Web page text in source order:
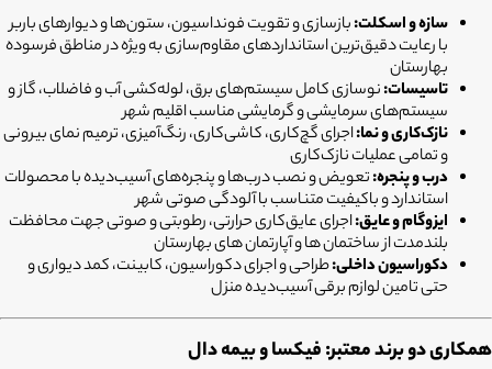
سازه و اسکلت:بازسازی و تقویت فونداسیون، ستون‌ها و دیوارهای باربر
با رعایت دقیق‌ترین استانداردهای مقاوم‌سازی به ویژه در مناطق فرسوده
بهارستان
تاسیسات:نوسازی کامل سیستم‌های برق، لوله‌کشی آب و فاضلاب، گاز و
سیستم‌های سرمایشی و گرمایشی مناسب اقلیم شهر
نازک‌کاری و نما:اجرای گچ‌کاری، کاشی‌کاری، رنگ‌آمیزی، ترمیم نمای بیرونی
و تمامی عملیات نازک‌کاری
درب و پنجره:تعویض و نصب درب‌ها و پنجره‌های آسیب‌دیده با محصولات
استاندارد و باکیفیت متناسب با آلودگی صوتی شهر
ایزوگام و عایق:اجرای عایق‌کاری حرارتی، رطوبتی و صوتی جهت محافظت
بلندمدت از ساختمان ها و آپارتمان های بهارستان
دکوراسیون داخلی:طراحی و اجرای دکوراسیون، کابینت، کمد دیواری و
حتی تامین لوازم برقی آسیب‌دیده منزل
همکاری دو برند معتبر: فیکسا و بیمه دال